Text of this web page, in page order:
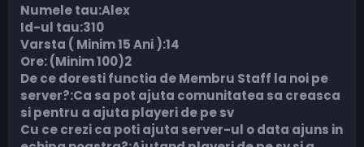
Numele tau:Alex
Id-ul tau:310
Varsta ( Minim 15 Ani ):14
Ore: (Minim 100)2
De ce doresti functia de Membru Staff la noi pe
server?:Ca sa pot ajuta comunitatea sa creasca
si pentru a ajuta playeri de pe sv
Cu ce crezi ca poti ajuta server-ul o data ajuns in